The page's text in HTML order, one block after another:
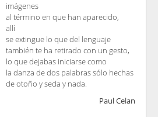
imágenes
al término en que han aparecido,
allí
se extingue lo que del lenguaje
también te ha retirado con un gesto,
lo que dejabas iniciarse como
la danza de dos palabras sólo hechas
de otoño y seda y nada.
Paul Celan